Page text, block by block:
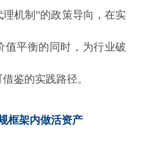
机制”的政策导向，在实
值平衡的同时，为行业破
鉴的实践路径。
框架内做活资产